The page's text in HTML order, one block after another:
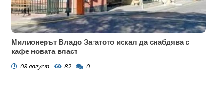
Милионерът Владо Загатото искал да снабдява с
кафе новата власт
08 август 82 0